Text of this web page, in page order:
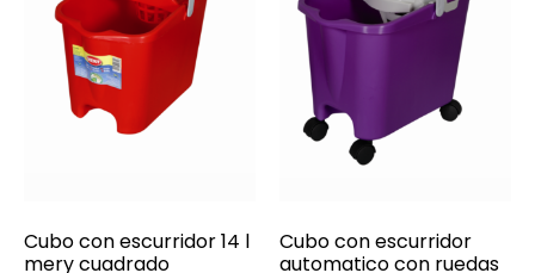
Cubo con escurridor 14 l
mery cuadrado
Cubo con escurridor
automatico con ruedas